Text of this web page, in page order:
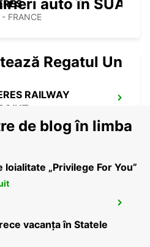
- FRANCE
RAILWAY
- FRANCE
STATION -
auto în SUA
Regatul Unit
de blog în limba
loialitate „Privilege For You”
vacanța în Statele